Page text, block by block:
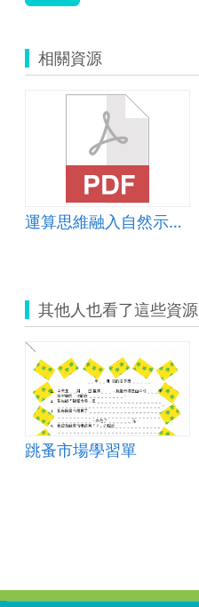
相關資源
運算思維融入自然示範教案-魔法鋼琴
其他人也看了這些資源
跳蚤市場學習單